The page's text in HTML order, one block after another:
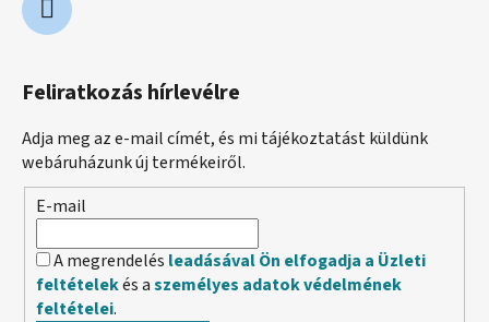
Feliratkozás hírlevélre
Adja meg az e-mail címét, és mi tájékoztatást küldünk
webáruházunk új termékeiről.
E-mail
A megrendelés leadásával Ön elfogadja a Üzleti
feltételekés aszemélyes adatok védelmének
feltételei.